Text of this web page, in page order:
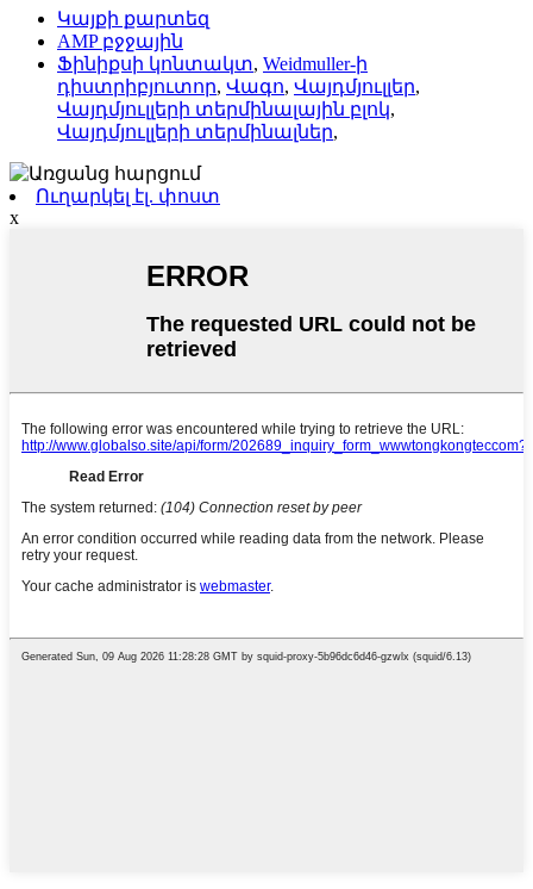
Կայքի քարտեզ
AMP բջջային
Ֆինիքսի կոնտակտ, Weidmuller-ի
դիստրիբյուտոր, Վագո, Վայդմյուլլեր,
Վայդմյուլլերի տերմինալային բլոկ,
Վայդմյուլլերի տերմինալներ,
Ուղարկել էլ. փոստ
x